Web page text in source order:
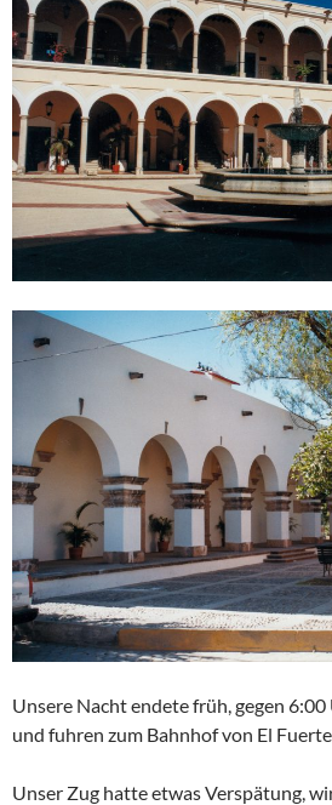
Unsere Nacht endete früh, gegen
und fuhren zum Bahnhof von El
Unser Zug hatte etwas Verspätung,